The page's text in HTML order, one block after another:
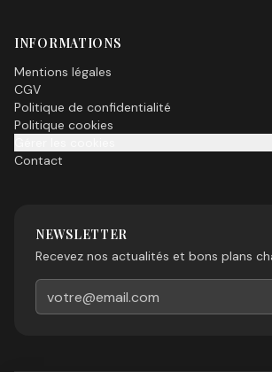
INFORMATIONS
Mentions légales
CGV
Politique de confidentialité
Politique cookies
Contact
NEWSLETTER
Recevez nos actualités et bons plans